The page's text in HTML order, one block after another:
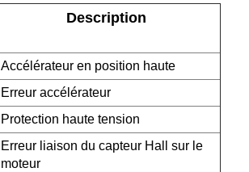
Description
Accélérateur en position haute
Erreur accélérateur
Protection haute tension
Erreur liaison du capteur Hall sur le
moteur